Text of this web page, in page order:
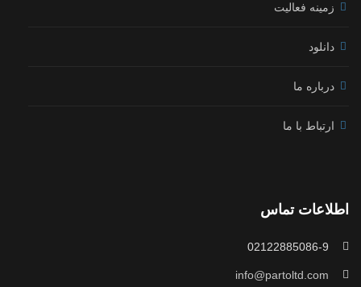
زمینه فعالیت
دانلود
درباره ما
ارتباط با ما
اطلاعات تماس
02122885086-9
info@partoltd.com